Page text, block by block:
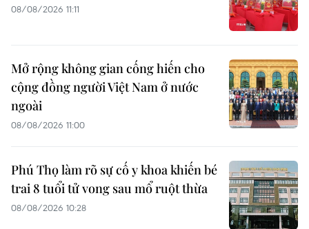
08/08/2026 11:11
Mở rộng không gian cống hiến cho
cộng đồng người Việt Nam ở nước
ngoài
08/08/2026 11:00
Phú Thọ làm rõ sự cố y khoa khiến bé
trai 8 tuổi tử vong sau mổ ruột thừa
08/08/2026 10:28